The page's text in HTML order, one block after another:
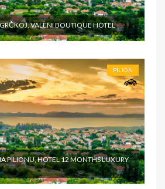
VALENI BOUTIQUE HOTEL
PILION
PILIONU, HOTEL 12 MONTHS LUXURY